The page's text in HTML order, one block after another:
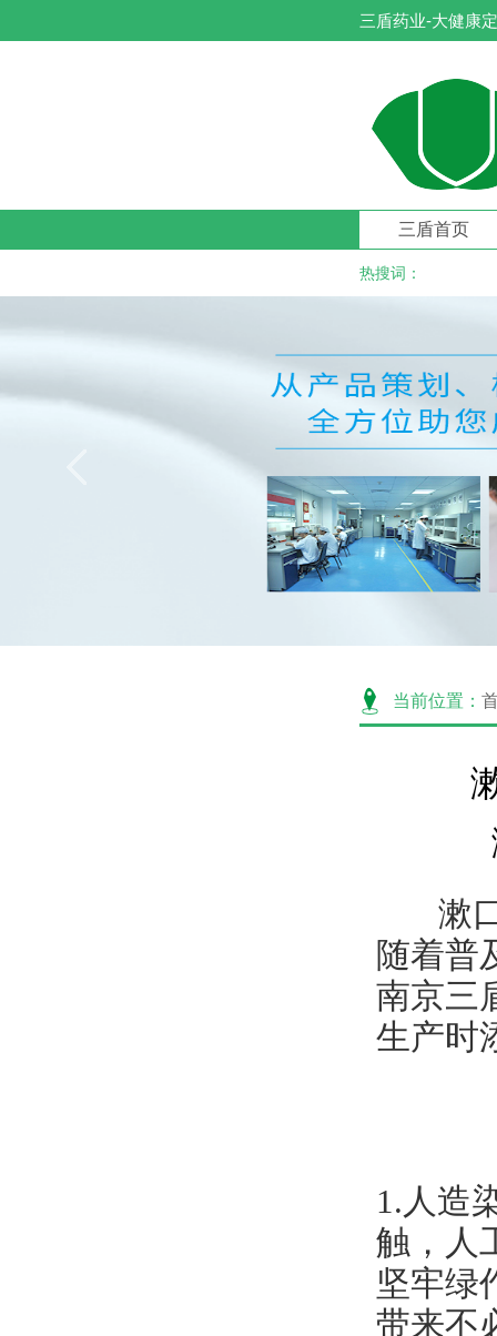
三盾药业-大健康
三盾首页
热搜词：
当前位置：
漱口
随着普
南京三
生产时
1.人造
触，人
坚牢绿
带来不